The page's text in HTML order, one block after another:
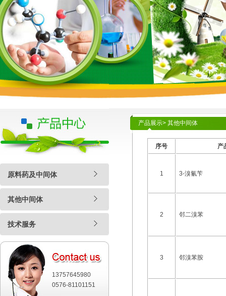
原料药及中间体
其他中间体
技术服务
13757645980
0576-81101151
产品展示> 其他中间体
序号 产
1 3-溴氰苄
2 邻二溴苯
3 邻溴苯胺